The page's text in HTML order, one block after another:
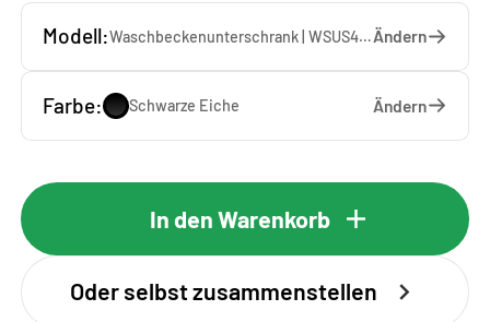
Modell: Waschbeckenunterschrank | WSUS45-10-S — 45 x 92 x 65 cmÄndern
Farbe: Schwarze Eiche Ändern
In den Warenkorb
Oder selbst zusammenstellen